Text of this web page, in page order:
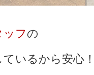
ッフの
ているから安心